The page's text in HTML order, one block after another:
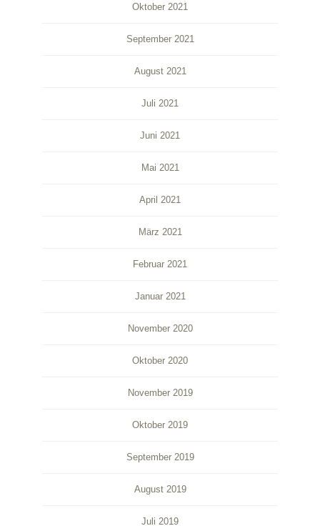
Oktober 2021
September 2021
August 2021
Juli 2021
Juni 2021
Mai 2021
April 2021
März 2021
Februar 2021
Januar 2021
November 2020
Oktober 2020
November 2019
Oktober 2019
September 2019
August 2019
Juli 2019